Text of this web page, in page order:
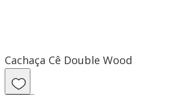
Cachaça Cê Double Wood